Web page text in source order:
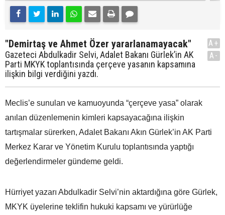
"Demirtaş ve Ahmet Özer yararlanamayacak"
Gazeteci Abdulkadir Selvi, Adalet Bakanı Gürlek’in AK
Parti MKYK toplantısında çerçeve yasanın kapsamına
ilişkin bilgi verdiğini yazdı.
A+
A-
Meclis’e sunulan ve kamuoyunda “çerçeve yasa” olarak
anılan düzenlemenin kimleri kapsayacağına ilişkin
tartışmalar sürerken, Adalet Bakanı Akın Gürlek’in AK Parti
Merkez Karar ve Yönetim Kurulu toplantısında yaptığı
değerlendirmeler gündeme geldi.
Hürriyet yazarı Abdulkadir Selvi’nin aktardığına göre Gürlek,
MKYK üyelerine teklifin hukuki kapsamı ve yürürlüğe